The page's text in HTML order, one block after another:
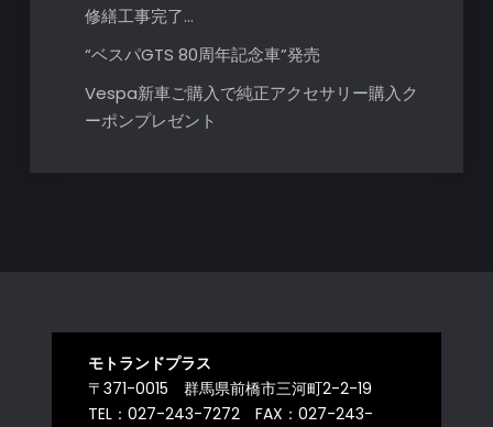
修繕工事完了…
“ベスパGTS 80周年記念車”発売
Vespa新車ご購入で純正アクセサリー購入ク
ーポンプレゼント
モトランドプラス
〒371-0015 群馬県前橋市三河町2-2-19
TEL：027-243-7272 FAX：027-243-